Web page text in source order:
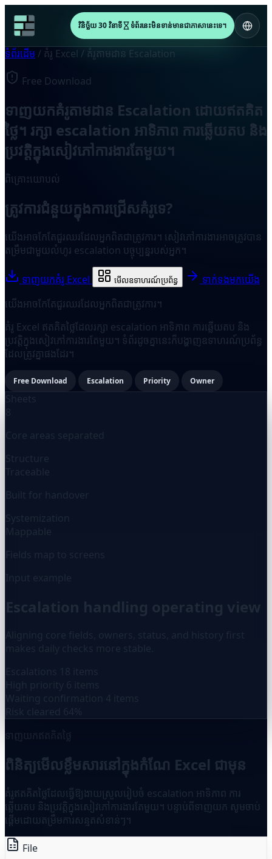
វិនិច្ឆ័យ 30 វិនាទី ទំព័រនេះមិនទាន់មានជាភាសានេះទេ។
ទំព័រដើម / គំរូ Excel / គំរូតាមដាន Escalation
Free Download
ទាញយកគំរូតាមដាន Escalation ដោយឥតគិត
ថ្លៃ។ រក្សា escalation អាទិភាព ការឆ្លើយតប និង
ប្រវត្តិក្នុងសៀវភៅការងារតែមួយ។
ពិគ្រោះយោបល់
ត្រូវការជំនួយក្នុងការជ្រើសគំរូទេ?
យើងអាចកែតែជួរឈរដែលអ្នកពិតជាត្រូវការ។ សៀវភៅការងារអាចត្រូវបាន
តម្រឹមជាមួយលំហូរ escalation បច្ចុប្បន្នរបស់អ្នក។
ទាញយកគំរូ Excel មើលឧទាហរណ៍ប្រព័ន្ធ
ទាក់ទងមកយើង
យើងអាចកែតែជួរឈរដែលអ្នកពិតជាត្រូវការ។
គំរូ Excel ឥតគិតថ្លៃដែលរក្សា escalation អាទិភាព ការឆ្លើយតប និង
ប្រវត្តិក្នុងសៀវភៅការងារតែមួយ។ ទំព័រដូចគ្នានេះក៏បង្ហាញឧទាហរណ៍ប្រព័ន្ធ
ដែលត្រូវគ្នាផងដែរ។
Free Download Escalation Priority Owner
Sheets
8
Core areas separated
Structure
Traceable
Built for handover
Systemization
Mappable
Fields map to screens
Input example
Escalation handling operating view
Aligning core fields, owners, status, and history first
makes daily checks more stable.
Escalations
18 items
High priority
6 items
Waiting confirmation
4 items
Risk cleared
64%
ទាញយកឥតគិតថ្លៃ
ពិនិត្យមើលខ្លឹមសារនៅក្នុងកំណែ Excel ជាមុន
គំរូឥតគិតថ្លៃដែលធ្វើឱ្យងាយស្រួលរៀបចំ escalation អាទិភាព ការ
ឆ្លើយតប និងប្រវត្តិក្នុងសៀវភៅការងារតែមួយ។ បន្ទាប់ពីទាញយក សូមចាប់
ផ្តើមដោយតម្រឹមការសន្មតសំខាន់ៗ។
File